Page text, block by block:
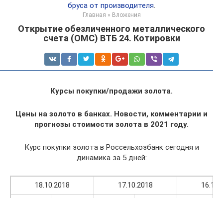
бруса от производителя.
Главная » Вложения
Открытие обезличенного металлического
счета (ОМС) ВТБ 24. Котировки
Курсы покупки/продажи золота.
Цены на золото в банках. Новости, комментарии и
прогнозы стоимости золота в 2021 году.
Курс покупки золота в Россельхозбанк сегодня и
динамика за 5 дней:
18.10.2018 17.10.2018